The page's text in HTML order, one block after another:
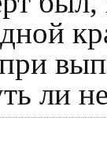
ли